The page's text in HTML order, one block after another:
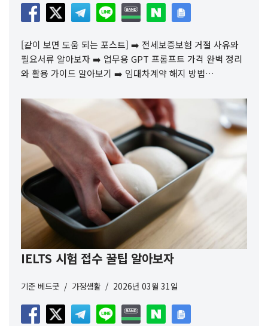
[같이 보면 도움 되는 포스트] ➡️ 전세보증보험 거절 사유와
필요서류 알아보자 ➡️ 업무용 GPT 프롬프트 가격 완벽 정리
와 활용 가이드 알아보기 ➡️ 임대차계약 해지 방법…
IELTS 시험 접수 꿀팁 알아보자
기준 베드굿 가정생활 2026년 03월 31일